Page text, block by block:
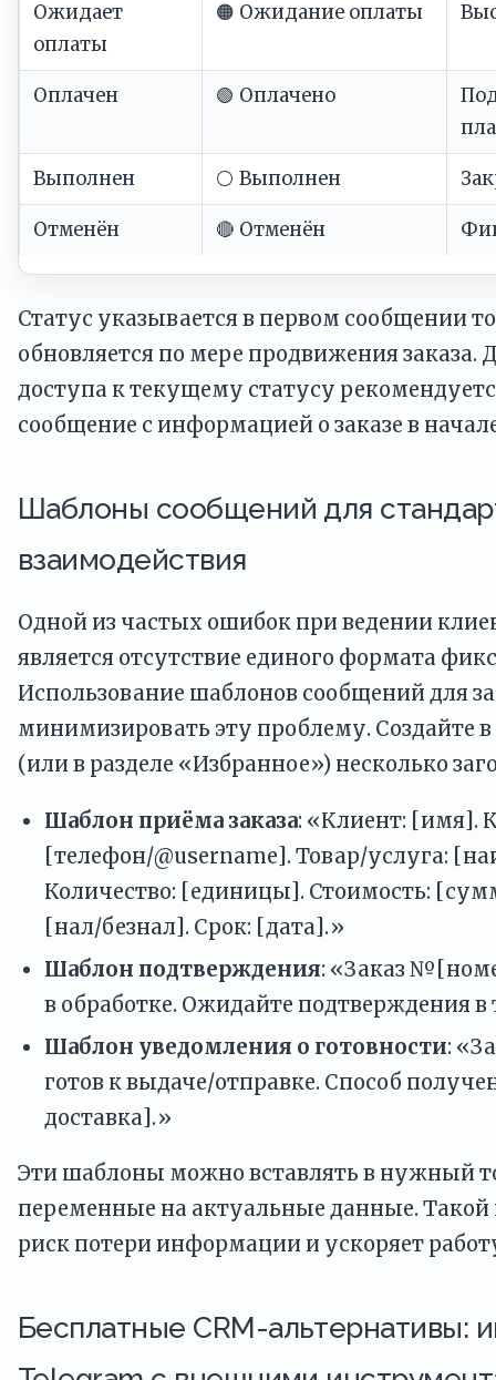
Ожидает
оплаты
🟠 Ожидание оплаты
Оплачен 🟢 Оплачено
Выполнен ⚪ Выполнен
Отменён 🔴 Отменён
Статус указывается в первом сообщении
обновляется по мере продвижения заказа.
доступа к текущему статусу
сообщение с информацией о заказе в
Шаблоны сообщений для
взаимодействия
Одной из частых ошибок при ведении
является отсутствие единого формата
Использование шаблонов сообщений для
минимизировать эту проблему. Создайте
(или в разделе «Избранное») несколько
Шаблон приёма заказа: «Клиент: [имя].
[телефон/@username]. Товар/услуга:
Количество: [единицы]. Стоимость:
[нал/безнал]. Срок: [дата].»
Шаблон подтверждения: «Заказ
в обработке. Ожидайте подтверждения
Шаблон уведомления о готовности:
готов к выдаче/отправке. Способ
доставка].»
Эти шаблоны можно вставлять в нужный
переменные на актуальные данные. Такой
риск потери информации и ускоряет
Бесплатные CRM-альтернативы: